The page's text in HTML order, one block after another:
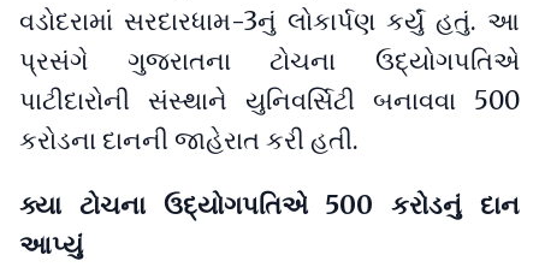
વડોદરામાં સરદારધામ-3નું લોકાર્પણ કર્યું હતું. આ
પ્રસંગે ગુજરાતના ટોચના ઉદ્યોગપતિએ
પાટીદારોની સંસ્થાને યુનિવર્સિટી બનાવવા 500
કરોડના દાનની જાહેરાત કરી હતી.
ક્યા ટોચના ઉદ્યોગપતિએ 500 કરોડનું દાન
આપ્યું